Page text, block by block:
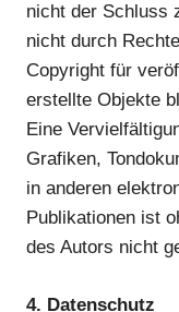
nicht der Schluss
nicht durch
Copyright für
erstellte Objekte
Eine
Grafiken,
in anderen
Publikationen ist
des Autors nicht
4. Datenschutz